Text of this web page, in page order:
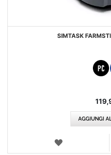
SIMTASK
AGGIUNGI
LISTA